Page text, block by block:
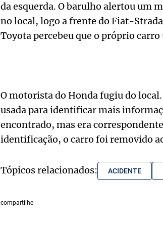
da esquerda. O barulho alertou um
no local, logo a frente do Fiat-
Toyota percebeu que o próprio
O motorista do Honda fugiu do
usada para identificar mais
encontrado, mas era
identificação, o carro foi removido
Tópicos relacionados: ACIDENTE
compartilhe